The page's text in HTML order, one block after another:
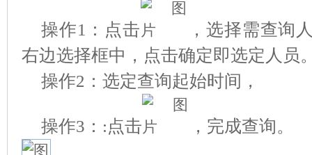
操作1：点击
，选择需查询
右边选择框中，点击确定即选定人员
操作2：选定查询起始时间，
操作3：:点击 ，完成查询。